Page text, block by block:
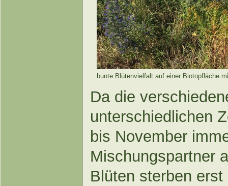
bunte Blütenvielfalt auf einer Biotopfläche
Da die
unterschiedlichen
bis November
Mischungspartner
Blüten sterben